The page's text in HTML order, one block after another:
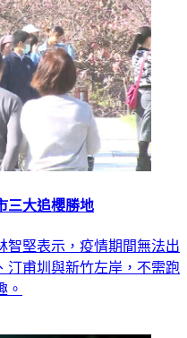
三大追櫻勝地
智堅表示，疫情期間無法出
汀甫圳與新竹左岸，不需跑
。